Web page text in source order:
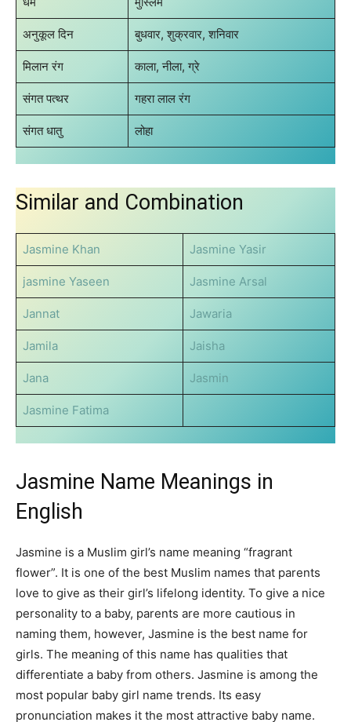
अनुकूल दिन बुधवार, शुक्रवार, शनिवार
मिलान रंग काला, नीला, ग्रे
संगत पत्थर गहरा लाल रंग
संगत धातु लोहा
Similar and Combination
Jasmine Khan Jasmine Yasir
jasmine Yaseen Jasmine Arsal
Jannat Jawaria
Jamila Jaisha
Jana Jasmin
Jasmine Fatima
Jasmine Name Meanings in
English
Jasmine is a Muslim girl’s name meaning “fragrant
flower”. It is one of the best Muslim names that parents
love to give as their girl’s lifelong identity. To give a nice
personality to a baby, parents are more cautious in
naming them, however, Jasmine is the best name for
girls. The meaning of this name has qualities that
differentiate a baby from others. Jasmine is among the
most popular baby girl name trends. Its easy
pronunciation makes it the most attractive baby name.